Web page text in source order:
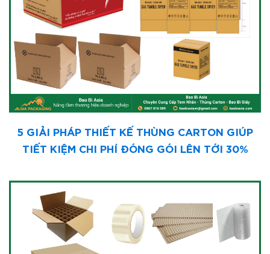
5 GIẢI PHÁP THIẾT KẾ THÙNG CARTON GIÚP
TIẾT KIỆM CHI PHÍ ĐÓNG GÓI LÊN TỚI 30%